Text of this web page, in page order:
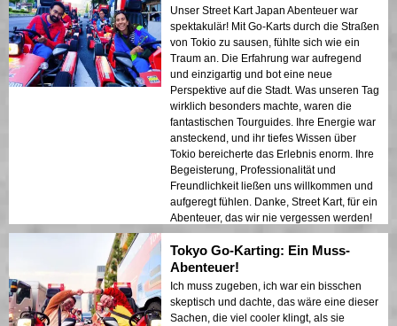
Unser Street Kart Japan Abenteuer war
spektakulär! Mit Go-Karts durch die Straßen
von Tokio zu sausen, fühlte sich wie ein
Traum an. Die Erfahrung war aufregend
und einzigartig und bot eine neue
Perspektive auf die Stadt. Was unseren Tag
wirklich besonders machte, waren die
fantastischen Tourguides. Ihre Energie war
ansteckend, und ihr tiefes Wissen über
Tokio bereicherte das Erlebnis enorm. Ihre
Begeisterung, Professionalität und
Freundlichkeit ließen uns willkommen und
aufgeregt fühlen. Danke, Street Kart, für ein
Abenteuer, das wir nie vergessen werden!
Tokyo Go-Karting: Ein Muss-
Abenteuer!
Ich muss zugeben, ich war ein bisschen
skeptisch und dachte, das wäre eine dieser
Sachen, die viel cooler klingt, als sie